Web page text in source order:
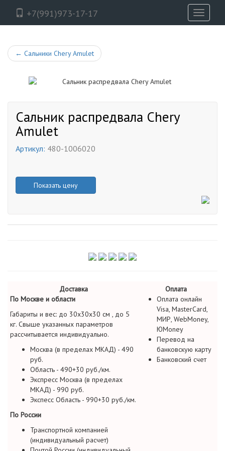
+7(991)973-17-17
Toggle
← Сальники Chery Amulet
Сальник распредвала Chery
Amulet
Артикул: 480-1006020
Показать цену
Доставка
Оплата
По Москве и области
Габариты и вес: до 30х30х30 см , до 5
кг. Свыше указанных параметров
рассчитывается индивидуально.
Москва (в пределах МКАД) - 490
руб.
Область - 490+30 руб./км.
Экспресс Москва (в пределах
МКАД) - 990 руб.
Экспесс Область - 990+30 руб./км.
По России
Транспортной компанией
(индивидуальный расчет)
Оплата онлайн
Visa, MasterCard,
МИР, WebMoney,
ЮMoney
Перевод на
банковскую карту
Банковский счет